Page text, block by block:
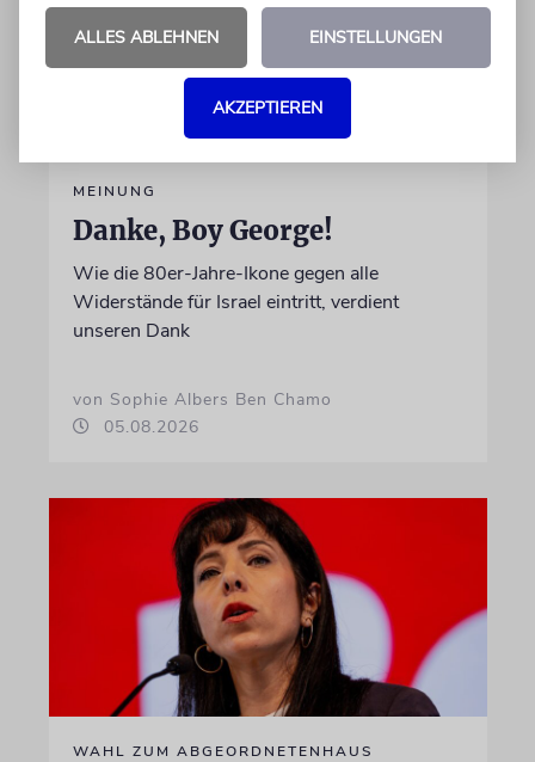
MEINUNG
Danke, Boy George!
Wie die 80er-Jahre-Ikone gegen alle
Widerstände für Israel eintritt, verdient
unseren Dank
von Sophie Albers Ben Chamo
05.08.2026
WAHL ZUM ABGEORDNETENHAUS
ALLES ABLEHNEN EINSTELLUNGEN
AKZEPTIEREN